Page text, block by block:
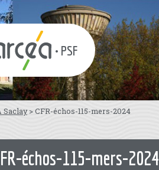
• PSF
Saclay>CFR-échos-115-mers-2024
échos-115-mers-2024